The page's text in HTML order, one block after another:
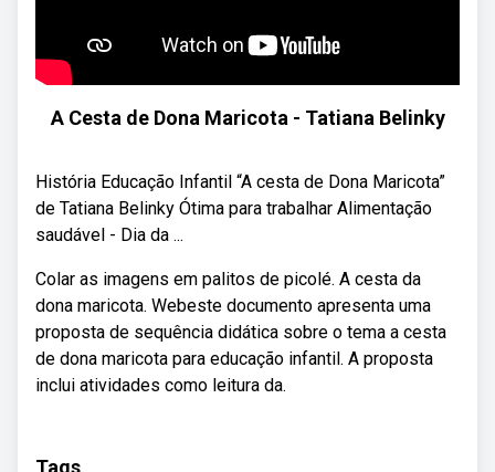
A Cesta de Dona Maricota - Tatiana Belinky
História Educação Infantil “A cesta de Dona Maricota”
de Tatiana Belinky Ótima para trabalhar Alimentação
saudável - Dia da ...
Colar as imagens em palitos de picolé. A cesta da
dona maricota. Webeste documento apresenta uma
proposta de sequência didática sobre o tema a cesta
de dona maricota para educação infantil. A proposta
inclui atividades como leitura da.
Tags